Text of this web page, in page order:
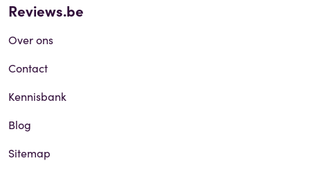
Reviews.be
Over ons
Contact
Kennisbank
Blog
Sitemap